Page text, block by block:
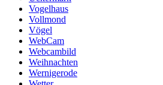
Vogelhaus
Vollmond
Vögel
WebCam
Webcambild
Weihnachten
Wernigerode